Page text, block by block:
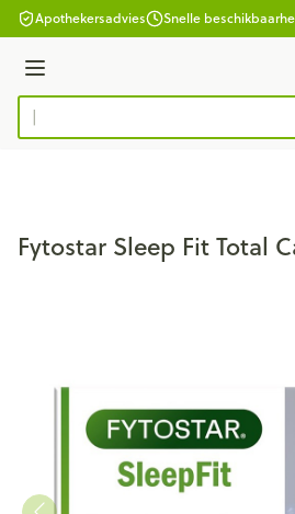
Ga naar de inhoud
Apothekersadvies Snelle
Menu
Product, merk, categorie...
Fytostar Sleep Fit Total